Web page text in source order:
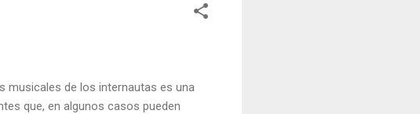
musicales de los internautas es una
que, en algunos casos pueden